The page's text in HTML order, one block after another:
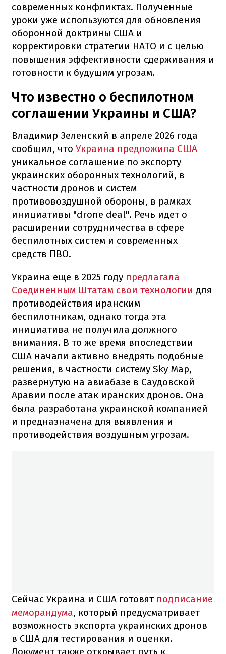
современных конфликтах. Полученные
уроки уже используются для обновления
оборонной доктрины США и
корректировки стратегии НАТО и с целью
повышения эффективности сдерживания и
готовности к будущим угрозам.
Что известно о беспилотном
соглашении Украины и США?
Владимир Зеленский в апреле 2026 года
сообщил, что Украина предложила США
уникальное соглашение по экспорту
украинских оборонных технологий, в
частности дронов и систем
противовоздушной обороны, в рамках
инициативы "drone deal". Речь идет о
расширении сотрудничества в сфере
беспилотных систем и современных
средств ПВО.
Украина еще в 2025 году предлагала
Соединенным Штатам свои технологии для
противодействия иранским
беспилотникам, однако тогда эта
инициатива не получила должного
внимания. В то же время впоследствии
США начали активно внедрять подобные
решения, в частности систему Sky Map,
развернутую на авиабазе в Саудовской
Аравии после атак иранских дронов. Она
была разработана украинской компанией
и предназначена для выявления и
противодействия воздушным угрозам.
Сейчас Украина и США готовят подписание
меморандума, который предусматривает
возможность экспорта украинских дронов
в США для тестирования и оценки.
Документ также открывает путь к